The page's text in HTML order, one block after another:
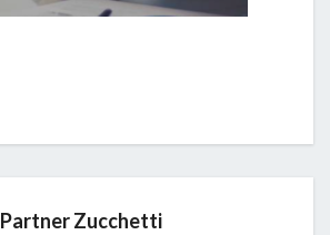
Partner Zucchetti